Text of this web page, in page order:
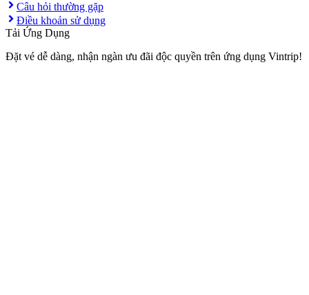
Câu hỏi thường gặp
Điều khoản sử dụng
Tải Ứng Dụng
Đặt vé dễ dàng, nhận ngàn ưu đãi độc quyền trên ứng dụng Vintrip!